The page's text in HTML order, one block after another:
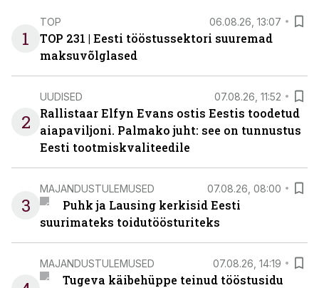
1
TOP 06.08.26, 13:07
TOP 231 | Eesti tööstussektori suuremad
maksuvõlglased
2
UUDISED 07.08.26, 11:52
Rallistaar Elfyn Evans ostis Eestis toodetud
aiapaviljoni. Palmako juht: see on tunnustus
Eesti tootmiskvaliteedile
3
MAJANDUSTULEMUSED 07.08.26, 08:00
Puhk ja Lausing kerkisid Eesti
suurimateks toidutöösturiteks
MAJANDUSTULEMUSED 07.08.26, 14:19
Tugeva käibehüppe teinud tööstusidu